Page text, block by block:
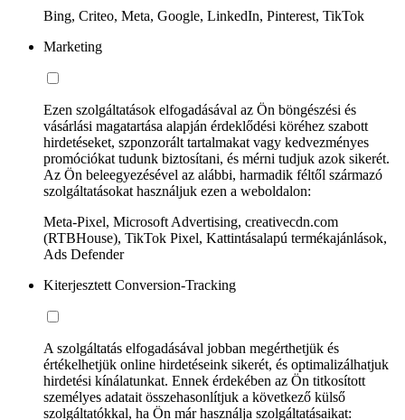
Bing, Criteo, Meta, Google, LinkedIn, Pinterest, TikTok
Marketing
Ezen szolgáltatások elfogadásával az Ön böngészési és
vásárlási magatartása alapján érdeklődési köréhez szabott
hirdetéseket, szponzorált tartalmakat vagy kedvezményes
promóciókat tudunk biztosítani, és mérni tudjuk azok sikerét.
Az Ön beleegyezésével az alábbi, harmadik féltől származó
szolgáltatásokat használjuk ezen a weboldalon:
Meta-Pixel, Microsoft Advertising, creativecdn.com
(RTBHouse), TikTok Pixel, Kattintásalapú termékajánlások,
Ads Defender
Kiterjesztett Conversion-Tracking
A szolgáltatás elfogadásával jobban megérthetjük és
értékelhetjük online hirdetéseink sikerét, és optimalizálhatjuk
hirdetési kínálatunkat. Ennek érdekében az Ön titkosított
személyes adatait összehasonlítjuk a következő külső
szolgáltatókkal, ha Ön már használja szolgáltatásaikat: